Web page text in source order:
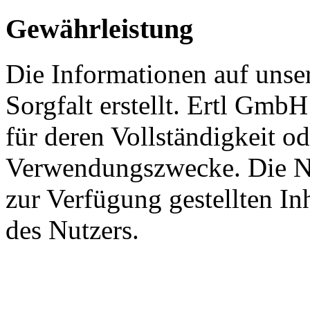
Gewährleistung
Die Informationen auf
Sorgfalt erstellt. Ertl
für deren Vollständigkeit
Verwendungszwecke. Die
zur Verfügung gestellten
des Nutzers.